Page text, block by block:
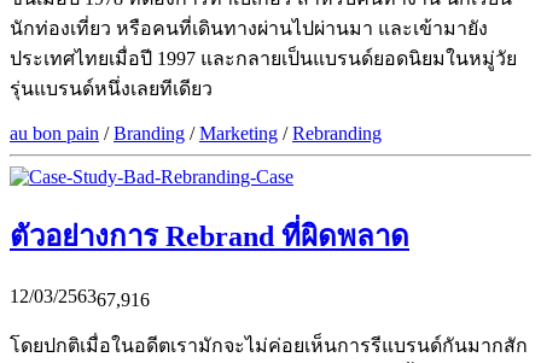
นักท่องเที่ยว หรือคนที่เดินทางผ่านไปผ่านมา และเข้ามายัง
ประเทศไทยเมื่อปี 1997 และกลายเป็นแบรนด์ยอดนิยมในหมู่วัย
รุ่นแบรนด์หนึ่งเลยทีเดียว
au bon pain /Branding /Marketing /Rebranding
ตัวอย่างการ Rebrand ที่ผิดพลาด
12/03/256367,916
โดยปกติเมื่อในอดีตเรามักจะไม่ค่อยเห็นการรีแบรนด์กันมากสัก